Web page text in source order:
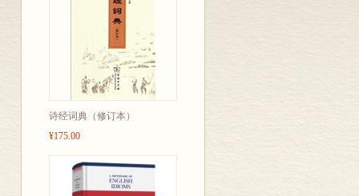
诗经词典（修订本）
¥175.00